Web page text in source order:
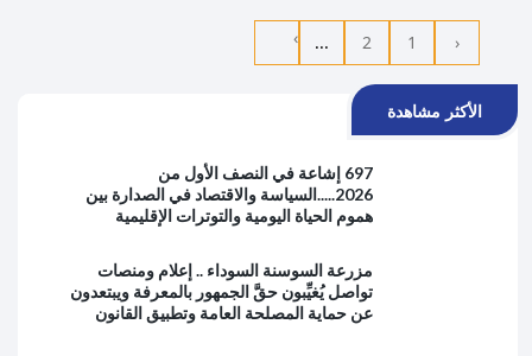
‹
1
2
...
›
الأكثر مشاهدة
697 إشاعة في النصف الأول من
2026.....السياسة والاقتصاد في الصدارة بين
هموم الحياة اليومية والتوترات الإقليمية
مزرعة السوسنة السوداء .. إعلام ومنصات
تواصل يُغيِّبون حقَّ الجمهور بالمعرفة ويبتعدون
عن حماية المصلحة العامة وتطبيق القانون